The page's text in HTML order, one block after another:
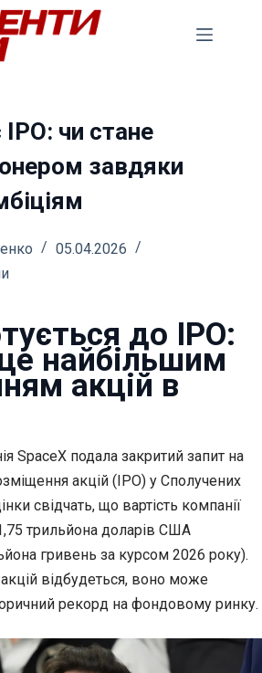
чи стане
завдяки
05.04.2026
до IPO:
найбільшим
акцій в
SpaceX подала закритий запит на
акцій (IPO) у Сполучених
свідчать, що вартість компанії
трильйона доларів США
гривень за курсом 2026 року).
відбудеться, воно може
рекорд на фондовому ринку.